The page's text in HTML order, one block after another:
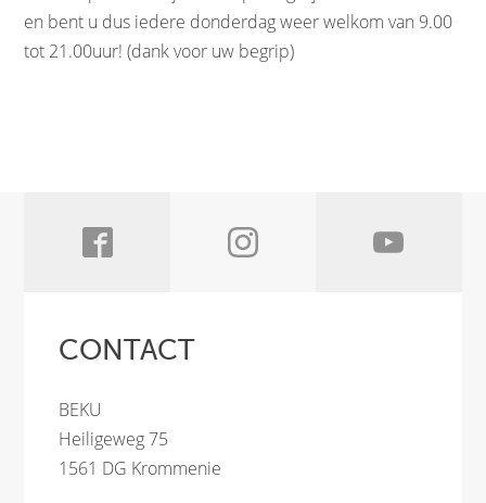
en bent u dus iedere donderdag weer welkom van 9.00
tot 21.00uur! (dank voor uw begrip)
CONTACT
BEKU
Heiligeweg 75
1561 DG Krommenie